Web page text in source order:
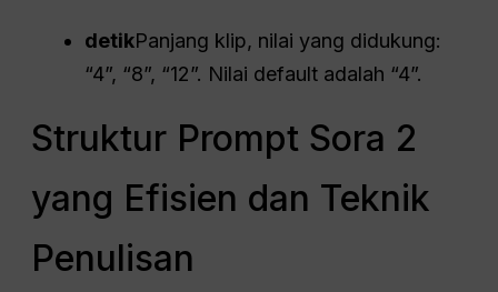
detikPanjang klip, nilai yang didukung:
“4”, “8”, “12”. Nilai default adalah “4”.
Struktur Prompt Sora 2
yang Efisien dan Teknik
Penulisan